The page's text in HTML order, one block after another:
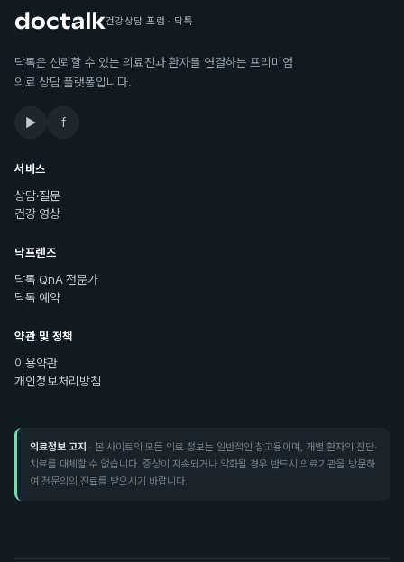
건강상담 포럼 · 닥톡
닥톡은 신뢰할 수 있는 의료진과 환자를 연결하는 프리미엄
의료 상담 플랫폼입니다.
▶ f
서비스
상담·질문
건강 영상
닥프렌즈
닥톡 QnA 전문가
닥톡 예약
약관 및 정책
이용약관
개인정보처리방침
의료정보 고지 · 본 사이트의 모든 의료 정보는 일반적인 참고용이며, 개별 환자의 진단·
치료를 대체할 수 없습니다. 증상이 지속되거나 악화될 경우 반드시 의료기관을 방문하
여 전문의의 진료를 받으시기 바랍니다.